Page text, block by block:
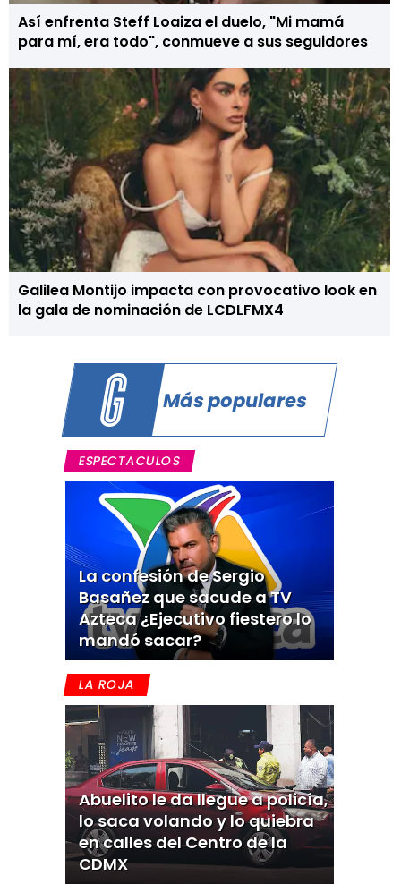
Así enfrenta Steff Loaiza el duelo, "Mi mamá
para mí, era todo", conmueve a sus seguidores
Galilea Montijo impacta con provocativo look en
la gala de nominación de LCDLFMX4
Más populares
ESPECTACULOS
La confesión de Sergio
Basañez que sacude a TV
Azteca ¿Ejecutivo fiestero lo
mandó sacar?
LA ROJA
Abuelito le da llegue a policía,
lo saca volando y lo quiebra
en calles del Centro de la
CDMX